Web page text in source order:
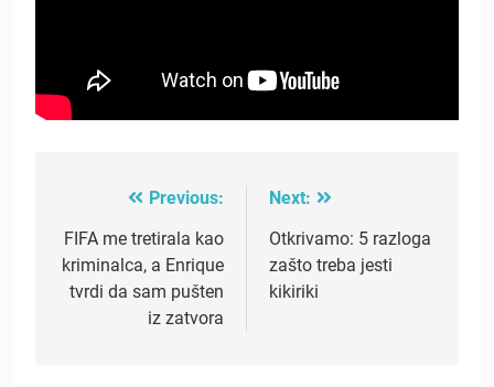
navigation
Previous:
FIFA me tretirala kao
kriminalca, a Enrique
tvrdi da sam pušten
iz zatvora
Next:
Otkrivamo: 5 razloga
zašto treba jesti
kikiriki